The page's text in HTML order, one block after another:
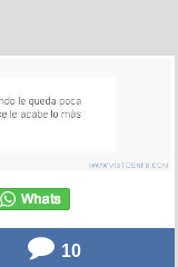
10